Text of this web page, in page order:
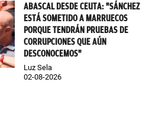
ABASCAL DESDE CEUTA: "SÁNCHEZ
ESTÁ SOMETIDO A MARRUECOS
PORQUE TENDRÁN PRUEBAS DE
CORRUPCIONES QUE AÚN
DESCONOCEMOS"
Luz Sela
02-08-2026